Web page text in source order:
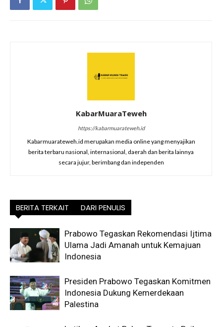
KabarMuaraTeweh
https://kabarmuarateweh.id
Kabarmuarateweh.id merupakan media online yang menyajikan
berita terbaru nasional, internasional, daerah dan berita lainnya
secara jujur, berimbang dan independen
BERITA TERKAIT DARI PENULIS
Prabowo Tegaskan Rekomendasi Ijtima
Ulama Jadi Amanah untuk Kemajuan
Indonesia
Presiden Prabowo Tegaskan Komitmen
Indonesia Dukung Kemerdekaan
Palestina